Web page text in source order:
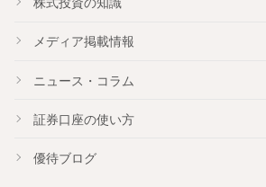
メディア掲載情報
ニュース・コラム
証券口座の使い方
優待ブログ